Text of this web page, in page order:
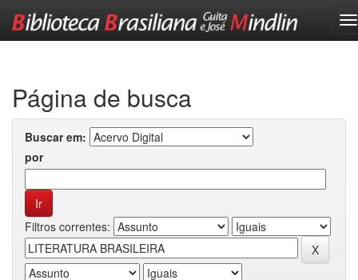
Página de busca
Buscar em:
por
Filtros correntes: